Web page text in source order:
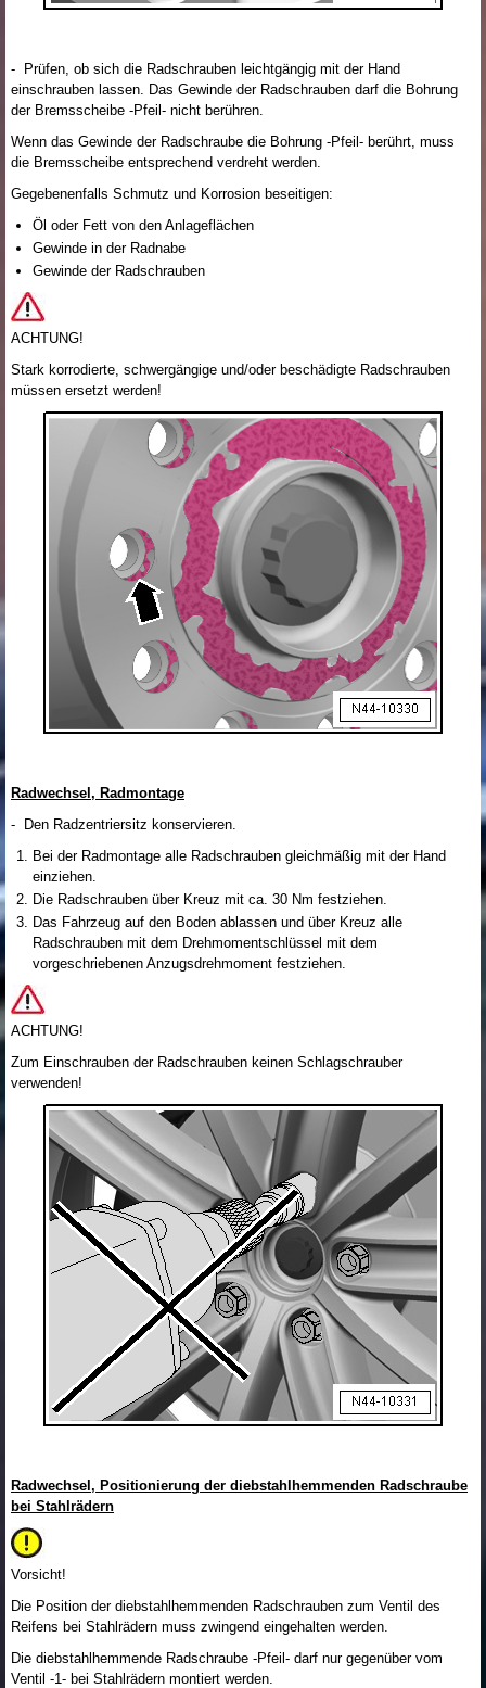
- Prüfen, ob sich die Radschrauben leichtgängig mit der Hand
einschrauben lassen. Das Gewinde der Radschrauben darf die Bohrung
der Bremsscheibe -Pfeil- nicht berühren.
Wenn das Gewinde der Radschraube die Bohrung -Pfeil- berührt, muss
die Bremsscheibe entsprechend verdreht werden.
Gegebenenfalls Schmutz und Korrosion beseitigen:
Öl oder Fett von den Anlageflächen
Gewinde in der Radnabe
Gewinde der Radschrauben
ACHTUNG!
Stark korrodierte, schwergängige und/oder beschädigte Radschrauben
müssen ersetzt werden!
Radwechsel, Radmontage
- Den Radzentriersitz konservieren.
Bei der Radmontage alle Radschrauben gleichmäßig mit der Hand
einziehen.
Die Radschrauben über Kreuz mit ca. 30 Nm festziehen.
Das Fahrzeug auf den Boden ablassen und über Kreuz alle
Radschrauben mit dem Drehmomentschlüssel mit dem
vorgeschriebenen Anzugsdrehmoment festziehen.
ACHTUNG!
Zum Einschrauben der Radschrauben keinen Schlagschrauber
verwenden!
Radwechsel, Positionierung der diebstahlhemmenden Radschraube
bei Stahlrädern
Vorsicht!
Die Position der diebstahlhemmenden Radschrauben zum Ventil des
Reifens bei Stahlrädern muss zwingend eingehalten werden.
Die diebstahlhemmende Radschraube -Pfeil- darf nur gegenüber vom
Ventil -1- bei Stahlrädern montiert werden.